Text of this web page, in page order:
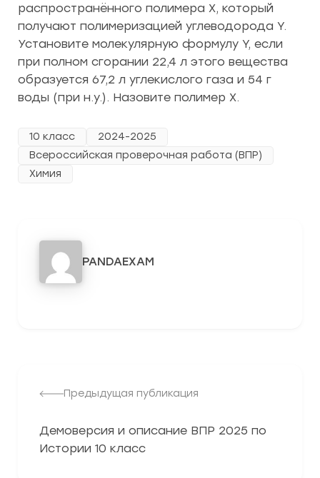
распространённого полимера X, который
получают полимеризацией углеводорода Y.
Установите молекулярную формулу Y, если
при полном сгорании 22,4 л этого вещества
образуется 67,2 л углекислого газа и 54 г
воды (при н.у.). Назовите полимер X.
10 класс
2024-2025
Всероссийская проверочная работа (ВПР)
Химия
PANDAEXAM
Предыдущая публикация
Демоверсия и описание ВПР 2025 по
Истории 10 класс